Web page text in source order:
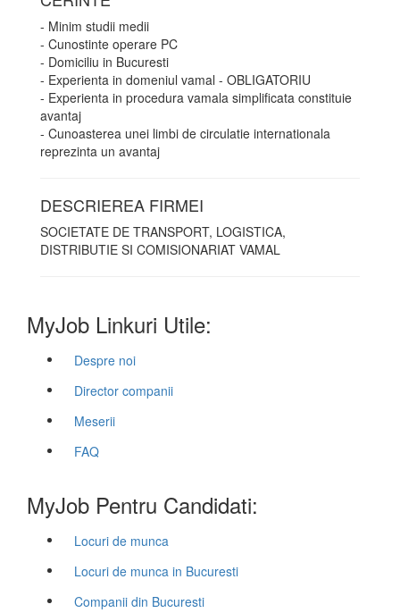
- Minim studii medii
- Cunostinte operare PC
- Domiciliu in Bucuresti
- Experienta in domeniul vamal - OBLIGATORIU
- Experienta in procedura vamala simplificata constituie
avantaj
- Cunoasterea unei limbi de circulatie internationala
reprezinta un avantaj
DESCRIEREA FIRMEI
SOCIETATE DE TRANSPORT, LOGISTICA,
DISTRIBUTIE SI COMISIONARIAT VAMAL
MyJob Linkuri Utile:
Despre noi
Director companii
Meserii
FAQ
MyJob Pentru Candidati:
Locuri de munca
Locuri de munca in Bucuresti
Companii din Bucuresti